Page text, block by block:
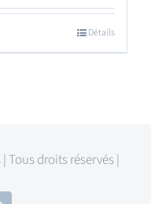
Détails
Tous droits réservés |